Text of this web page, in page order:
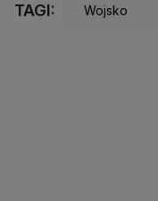
TAGI: Wojsko